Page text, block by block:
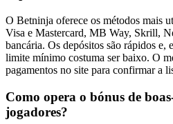
O Betninja oferece os métodos mais
Visa e Mastercard, MB Way, Skrill,
bancária. Os depósitos são rápidos e,
limite mínimo costuma ser baixo. O
pagamentos no site para confirmar a
Como opera o bónus de
jogadores?